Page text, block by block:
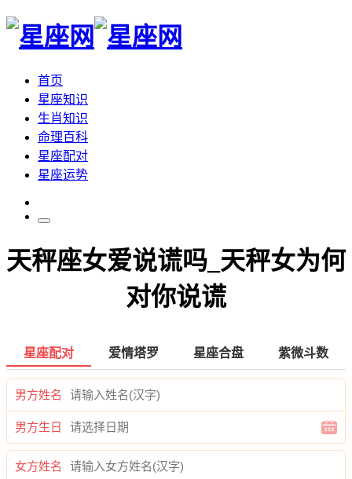
首页
星座知识
生肖知识
命理百科
星座配对
星座运势
天秤座女爱说谎吗_天秤女为何
对你说谎
星座配对 爱情塔罗 星座合盘 紫微斗数
男方姓名
男方生日
女方姓名